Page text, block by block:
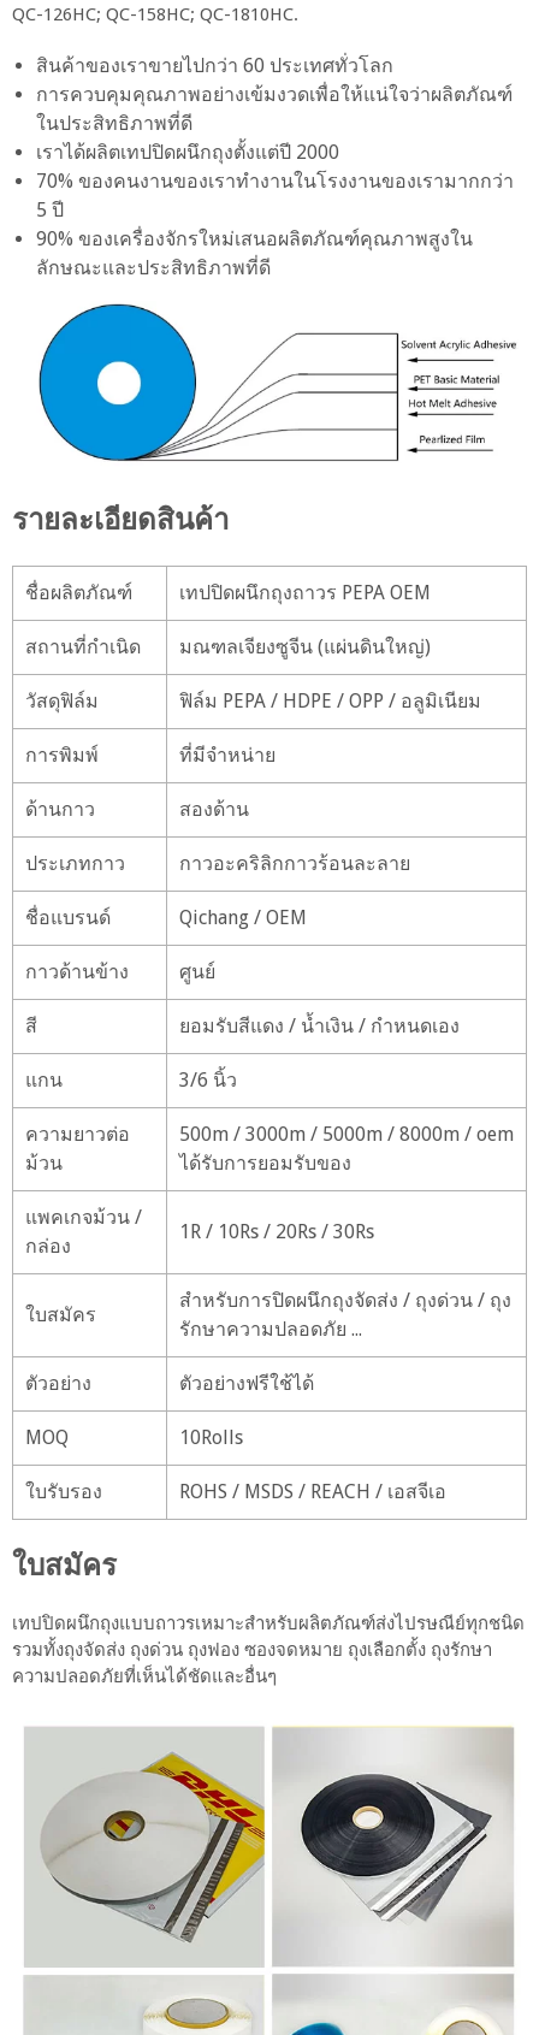
QC-126HC; QC-158HC; QC-1810HC.
สินค้าของเราขายไปกว่า 60 ประเทศทั่วโลก
การควบคุมคุณภาพอย่างเข้มงวดเพื่อให้แน่ใจว่าผลิตภัณฑ์
ในประสิทธิภาพที่ดี
เราได้ผลิตเทปปิดผนึกถุงตั้งแต่ปี 2000
70% ของคนงานของเราทำงานในโรงงานของเรามากกว่า
5 ปี
90% ของเครื่องจักรใหม่เสนอผลิตภัณฑ์คุณภาพสูงใน
ลักษณะและประสิทธิภาพที่ดี
รายละเอียดสินค้า
ชื่อผลิตภัณฑ์ เทปปิดผนึกถุงถาวร PEPA OEM
สถานที่กำเนิด มณฑลเจียงซูจีน (แผ่นดินใหญ่)
วัสดุฟิล์ม ฟิล์ม PEPA / HDPE / OPP / อลูมิเนียม
การพิมพ์ ที่มีจำหน่าย
ด้านกาว สองด้าน
ประเภทกาว กาวอะคริลิกกาวร้อนละลาย
ชื่อแบรนด์ Qichang / OEM
กาวด้านข้าง ศูนย์
สี ยอมรับสีแดง / น้ำเงิน / กำหนดเอง
แกน 3/6 นิ้ว
ความยาวต่อ
ม้วน
500m / 3000m / 5000m / 8000m / oem
ได้รับการยอมรับของ
แพคเกจม้วน /
กล่อง
1R / 10Rs / 20Rs / 30Rs
ใบสมัคร
สำหรับการปิดผนึกถุงจัดส่ง / ถุงด่วน / ถุง
รักษาความปลอดภัย ...
ตัวอย่าง ตัวอย่างฟรีใช้ได้
MOQ 10Rolls
ใบรับรอง ROHS / MSDS / REACH / เอสจีเอ
ใบสมัคร
เทปปิดผนึกถุงแบบถาวรเหมาะสำหรับผลิตภัณฑ์ส่งไปรษณีย์ทุกชนิด
รวมทั้งถุงจัดส่ง ถุงด่วน ถุงฟอง ซองจดหมาย ถุงเลือกตั้ง ถุงรักษา
ความปลอดภัยที่เห็นได้ชัดและอื่นๆ